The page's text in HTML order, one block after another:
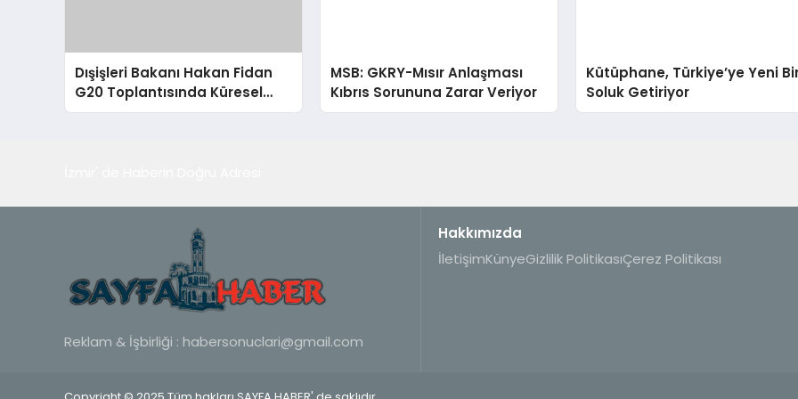
Dışişleri Bakanı Hakan Fidan
G20 Toplantısında Küresel
Sorunlara Işık Tutuyor
MSB: GKRY-Mısır Anlaşması
Kıbrıs Sorununa Zarar Veriyor
Kütüphane, Türkiye’ye Yeni
Soluk Getiriyor
Reklam & İşbirliği : habersonuclari@gmail.com
Hakkımızda
İletişimKünyeGizlilik PolitikasıÇerez Politikası